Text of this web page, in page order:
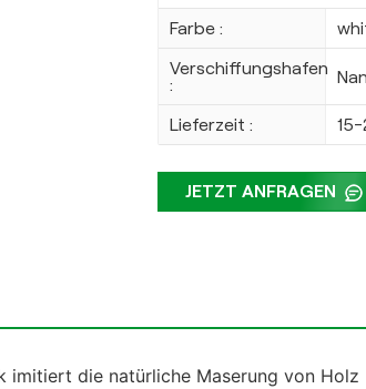
Farbe :
Verschiffungshafen
:
Lieferzeit :
JETZT ANFRAGEN
imitiert die natürliche Maserung von Holz